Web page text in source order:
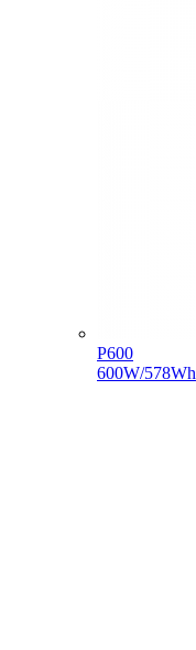
P600
600W/578Wh